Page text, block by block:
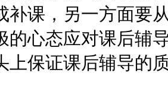
补课，另一方面要
的心态应对课后辅
上保证课后辅导的